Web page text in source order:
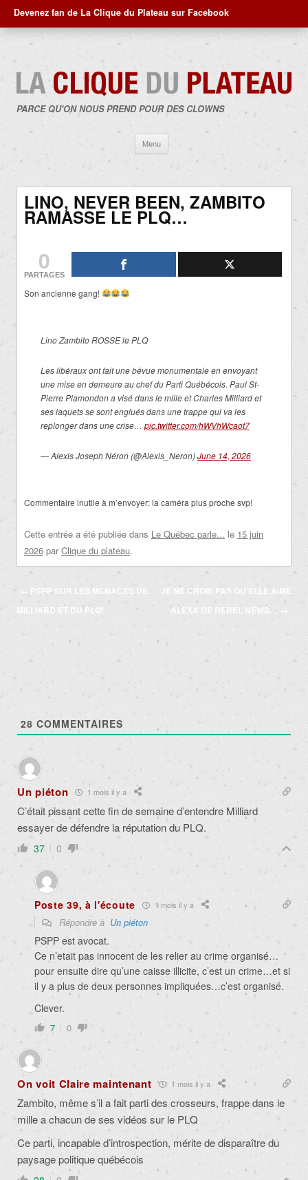
Devenez fan de La Clique du Plateau sur Facebook
PARCE QU'ON NOUS PREND POUR DES CLOWNS
Menu
contenu
LINO, NEVER BEEN, ZAMBITO
RAMASSE LE PLQ…
0
PARTAGES
Son ancienne gang!
Lino Zambito ROSSE le PLQ
Les libéraux ont fait une bévue monumentale en envoyant
une mise en demeure au chef du Parti Québécois. Paul St-
Pierre Plamondon a visé dans le mille et Charles Milliard et
ses laquets se sont englués dans une trappe qui va les
replonger dans une crise… pic.twitter.com/hWVhWcaot7
— Alexis Joseph Néron (@Alexis_Neron)June 14, 2026
Commentaire inutile à m’envoyer: la caméra plus proche svp!
Cette entrée a été publiée dans Le Québec parle... le 15 juin
2026 par Clique du plateau.
Navigation
des
← PSPP SUR LES MENACES DE
MILLIARD ET DU PLQ!
JE NE CROIS PAS QU’ELLE AIME
ALEXA DE REBEL NEWS… →
28 COMMENTAIRES
Un piéton 1 mois il y a
C’était pissant cette fin de semaine d’entendre Milliard
essayer de défendre la réputation du PLQ.
37 0
Poste 39, à l'écoute 1 mois il y a
Répondre à Un piéton
PSPP est avocat.
Ce n’etait pas innocent de les relier au crime organisé…
pour ensuite dire qu’une caisse illicite, c’est un crime…et si
il y a plus de deux personnes impliquées…c’est organisé.
Clever.
7 0
On voit Claire maintenant 1 mois il y a
Zambito, même s’il a fait parti des crosseurs, frappe dans le
mille a chacun de ses vidéos sur le PLQ
Ce parti, incapable d’introspection, mérite de disparaître du
paysage politique québécois